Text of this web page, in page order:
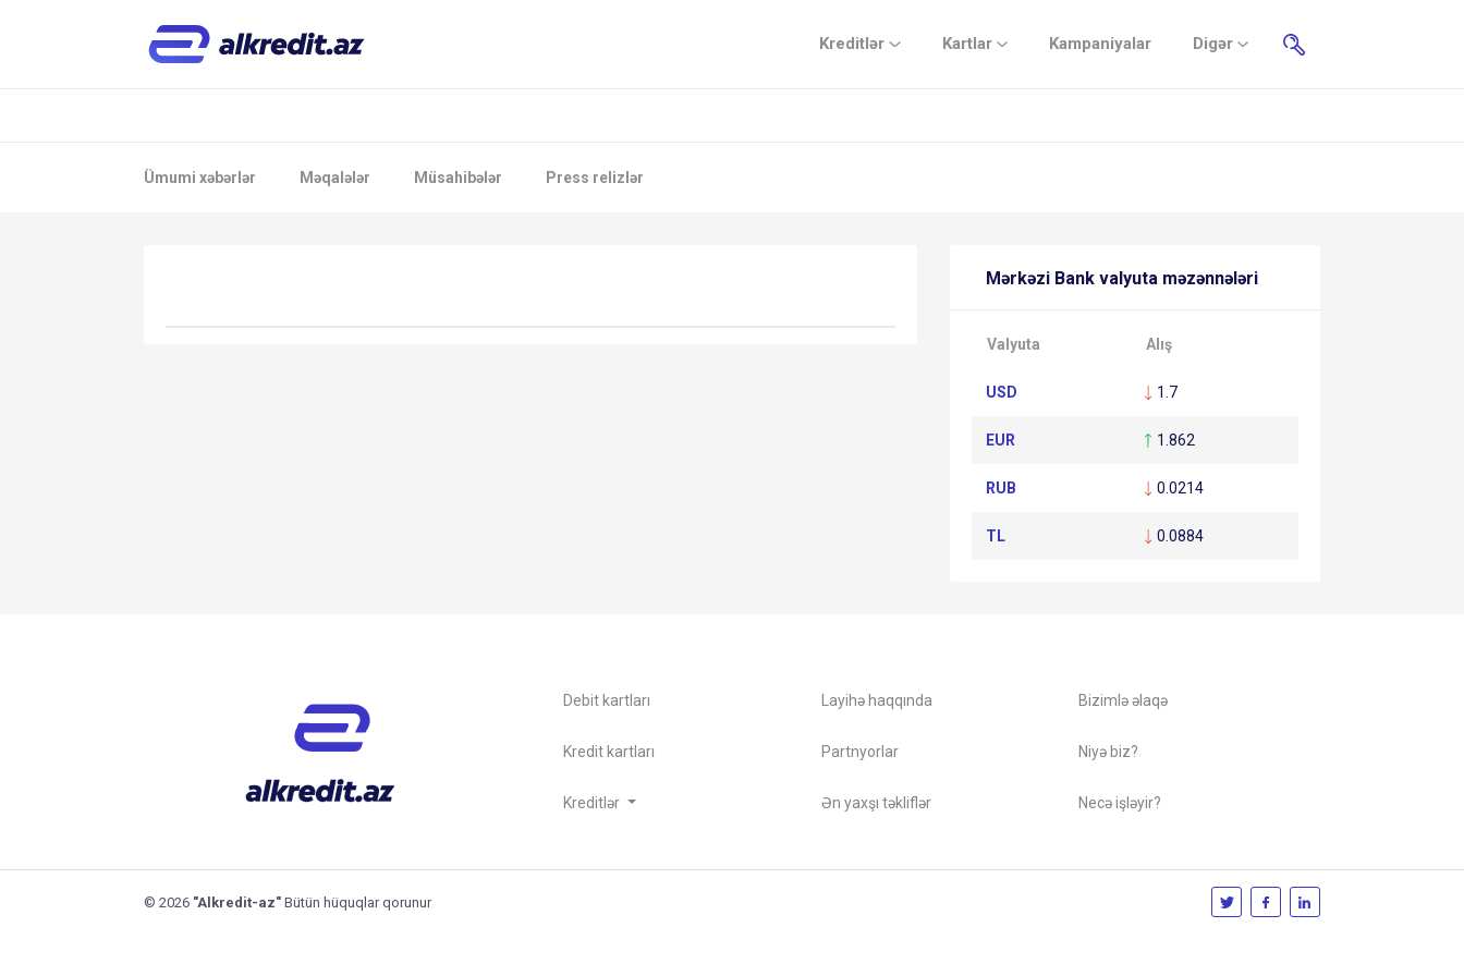
Kreditlər Kartlar Kampaniyalar Digər
Ümumi xəbərlər Məqalələr Müsahibələr Press relizlər
Mərkəzi Bank valyuta məzənnələri
Valyuta Alış
USD 1.7
EUR 1.862
RUB 0.0214
TL 0.0884
Debit kartları
Kredit kartları
Kreditlər
Layihə haqqında
Partnyorlar
Ən yaxşı təkliflər
Bizimlə əlaqə
Niyə biz?
Necə işləyir?
© 2026 "Alkredit-az" Bütün hüquqlar qorunur